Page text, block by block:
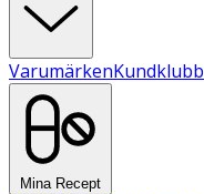
VarumärkenKundklubb
Mina Recept